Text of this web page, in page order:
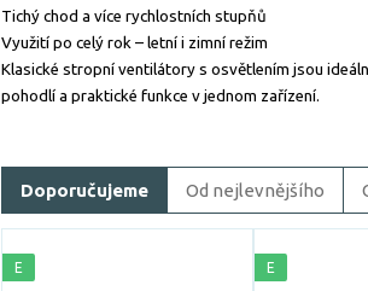
Tichý chod a více rychlostních stupňů
Využití po celý rok – letní i zimní režim
Klasické stropní ventilátory s osvětlením jsou
pohodlí a praktické funkce v jednom zařízení.
Doporučujeme Od nejlevnějšího
E E